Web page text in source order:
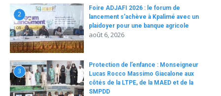
2
Foire ADJAFI 2026 : le forum de
lancement s’achève à Kpalimé avec un
plaidoyer pour une banque agricole
août 6, 2026
3
Protection de l’enfance : Monseigneur
Lucas Rocco Massimo Giacalone aux
côtés de la LTPE, de la MAED et de la
SMPDD